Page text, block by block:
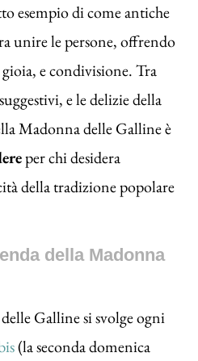
esempio di come antiche
unire le persone, offrendo
e condivisione. Tra
e le delizie della
Madonna delle Galline è
per chi desidera
della tradizione popolare
della Madonna
Galline si svolge ogni
(la seconda domenica